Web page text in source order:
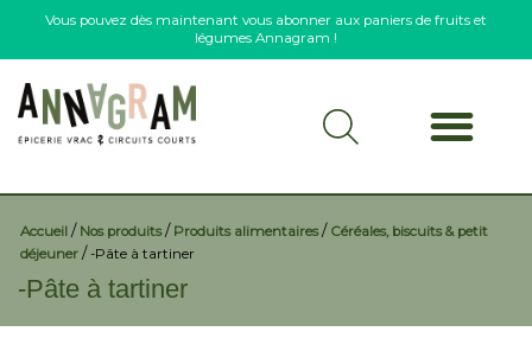
Accueil / Nos produits/ Produits alimentaires/ Céréales, biscuits & petit
déjeuner /-Pâte à tartiner
-Pâte à tartiner
Vous pouvez dès maintenant vous abonner aux paniers de fruits et
légumes Annagram !